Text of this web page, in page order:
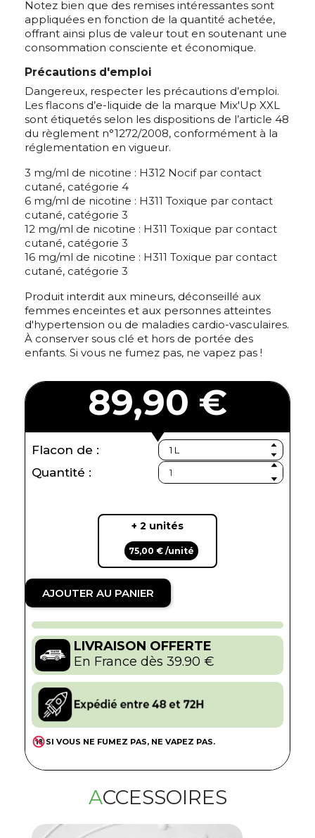
Notez bien que des remises intéressantes sont
appliquées en fonction de la quantité achetée,
offrant ainsi plus de valeur tout en soutenant une
consommation consciente et économique.
Précautions d'emploi
Dangereux, respecter les précautions d’emploi.
Les flacons d’e-liquide de la marque Mix'Up XXL
sont étiquetés selon les dispositions de l’article 48
du règlement n°1272/2008, conformément à la
réglementation en vigueur.
3 mg/ml de nicotine : H312 Nocif par contact
cutané, catégorie 4
6 mg/ml de nicotine : H311 Toxique par contact
cutané, catégorie 3
12 mg/ml de nicotine : H311 Toxique par contact
cutané, catégorie 3
16 mg/ml de nicotine : H311 Toxique par contact
cutané, catégorie 3
Produit interdit aux mineurs, déconseillé aux
femmes enceintes et aux personnes atteintes
d'hypertension ou de maladies cardio-vasculaires.
À conserver sous clé et hors de portée des
enfants. Si vous ne fumez pas, ne vapez pas !
89,90 €
Flacon de :
Quantité :
+ 2 unités
75,00 € /unité
AJOUTER AU PANIER
LIVRAISON OFFERTE
En France dès 39.90 €
SI VOUS NE FUMEZ PAS, NE VAPEZ PAS.
ACCESSOIRES